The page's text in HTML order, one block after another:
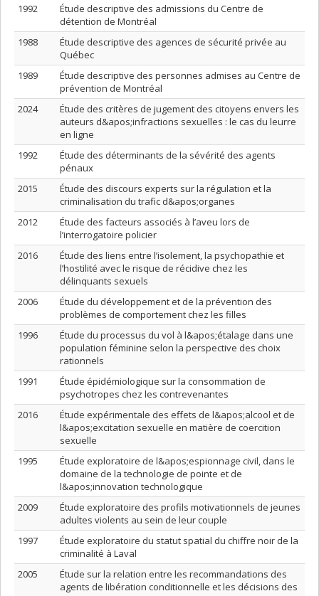
1992
Étude descriptive des admissions du Centre de
détention de Montréal
1988
Étude descriptive des agences de sécurité privée au
Québec
1989
Étude descriptive des personnes admises au Centre de
prévention de Montréal
2024
Étude des critères de jugement des citoyens envers les
auteurs d&apos;infractions sexuelles : le cas du leurre
en ligne
1992
Étude des déterminants de la sévérité des agents
pénaux
2015
Étude des discours experts sur la régulation et la
criminalisation du trafic d&apos;organes
2012
Étude des facteurs associés à l’aveu lors de
l’interrogatoire policier
2016
Étude des liens entre l’isolement, la psychopathie et
l’hostilité avec le risque de récidive chez les
délinquants sexuels
2006
Étude du développement et de la prévention des
problèmes de comportement chez les filles
1996
Étude du processus du vol à l&apos;étalage dans une
population féminine selon la perspective des choix
rationnels
1991
Étude épidémiologique sur la consommation de
psychotropes chez les contrevenantes
2016
Étude expérimentale des effets de l&apos;alcool et de
l&apos;excitation sexuelle en matière de coercition
sexuelle
1995
Étude exploratoire de l&apos;espionnage civil, dans le
domaine de la technologie de pointe et de
l&apos;innovation technologique
2009
Étude exploratoire des profils motivationnels de jeunes
adultes violents au sein de leur couple
1997
Étude exploratoire du statut spatial du chiffre noir de la
criminalité à Laval
2005
Étude sur la relation entre les recommandations des
agents de libération conditionnelle et les décisions des